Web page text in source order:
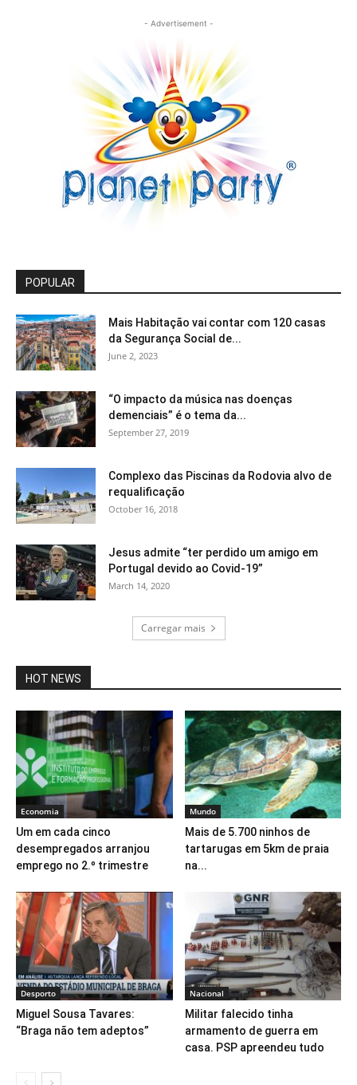
- Advertisement -
POPULAR
Mais Habitação vai contar com 120 casas
da Segurança Social de...
June 2, 2023
“O impacto da música nas doenças
demenciais” é o tema da...
September 27, 2019
Complexo das Piscinas da Rodovia alvo de
requalificação
October 16, 2018
Jesus admite “ter perdido um amigo em
Portugal devido ao Covid-19”
March 14, 2020
Carregar mais
HOT NEWS
Economia
Um em cada cinco
desempregados arranjou
emprego no 2.º trimestre
Mundo
Mais de 5.700 ninhos de
tartarugas em 5km de praia
na...
Desporto
Miguel Sousa Tavares:
“Braga não tem adeptos”
Nacional
Militar falecido tinha
armamento de guerra em
casa. PSP apreendeu tudo